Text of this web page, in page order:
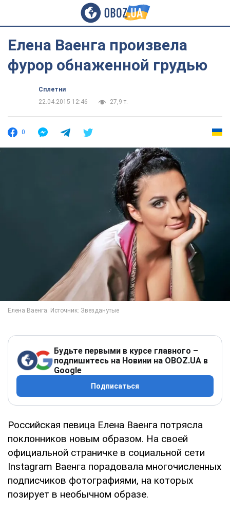
Елена Ваенга произвела
фурор обнаженной грудью
Сплетни
22.04.2015 12:46
27,9 т.
0
Будьте первыми в курсе главного –
подпишитесь на Новини на OBOZ.UA в
Google
Подписаться
Российская певица Елена Ваенга потрясла
поклонников новым образом. На своей
официальной страничке в социальной сети
Instagram Ваенга порадовала многочисленных
подписчиков фотографиями, на которых
позирует в необычном образе.